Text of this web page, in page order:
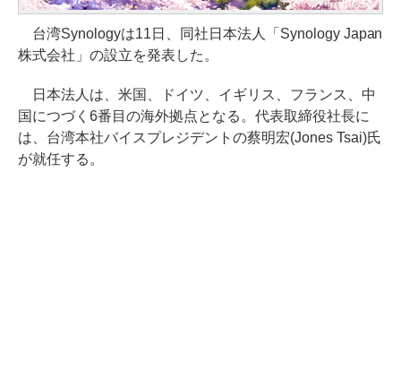
台湾Synologyは11日、同社日本法人「Synology Japan
株式会社」の設立を発表した。
日本法人は、米国、ドイツ、イギリス、フランス、中
国につづく6番目の海外拠点となる。代表取締役社長に
は、台湾本社バイスプレジデントの蔡明宏(Jones Tsai)氏
が就任する。